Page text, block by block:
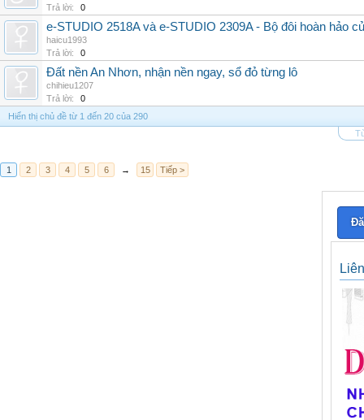
Trả lời:
0
e-STUDIO 2518A và e-STUDIO 2309A - Bộ đôi hoàn hảo
haicu1993
Trả lời:
0
Đất nền An Nhơn, nhận nền ngay, sổ đỏ từng lô
chihieu1207
Trả lời:
0
Hiển thị chủ đề từ 1 đến 20 của 290
1 2 3 4 5 6 → 15 Tiếp >